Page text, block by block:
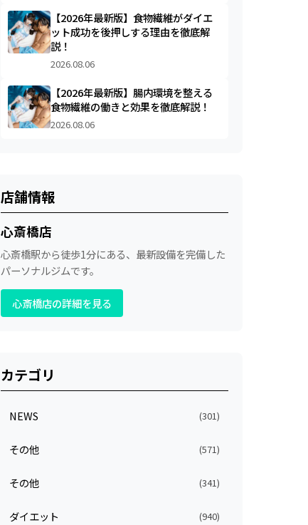
【2026年最新版】食物繊維がダイエ
ット成功を後押しする理由を徹底解
説！
2026.08.06
【2026年最新版】腸内環境を整える
食物繊維の働きと効果を徹底解説！
2026.08.06
店舗情報
心斎橋店
心斎橋駅から徒歩1分にある、最新設備を完備した
パーソナルジムです。
心斎橋店の詳細を見る
カテゴリ
NEWS (301)
その他 (571)
その他 (341)
ダイエット (940)